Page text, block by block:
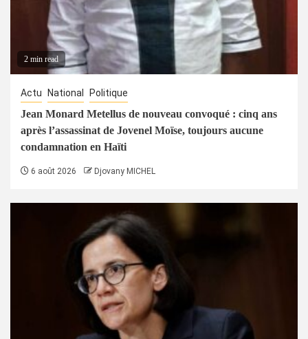
2 min read
Actu National Politique
Jean Monard Metellus de nouveau convoqué : cinq ans
après l’assassinat de Jovenel Moïse, toujours aucune
condamnation en Haïti
6 août 2026 Djovany MICHEL